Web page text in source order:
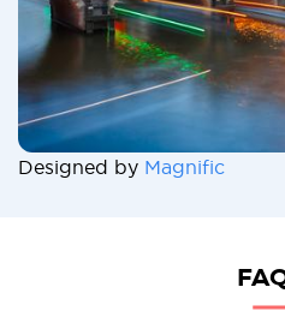
Designed by Magnific